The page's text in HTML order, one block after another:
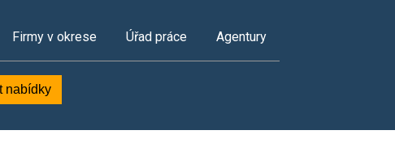
Firmy v okrese Úřad práce Agentury
nabídky